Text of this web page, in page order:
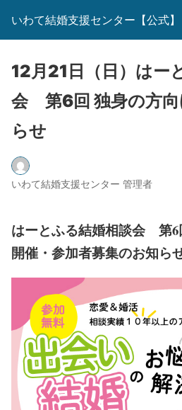
いわて結婚支援センター【公式】
12月21日（日）はー
会 第6回 独身の方
らせ
いわて結婚支援センター 管理者
はーとふる結婚相談会第6
開催・参加者募集のお知ら